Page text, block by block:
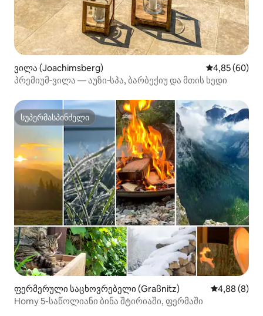
ვილა (Joachimsberg) საშუალო
4,85 (60)
პრემიუმ‑ვილა — აუზი‑სპა, ბარბექიუ და მთის ხედი
სუპერმასპინძელი
სუპერმასპინძელი
ფერმერული საცხოვრებელი (Graßnitz) საშუალო
4,88 (8)
Homy 5-საწოლიანი ბინა შტირიაში, ფერმაში